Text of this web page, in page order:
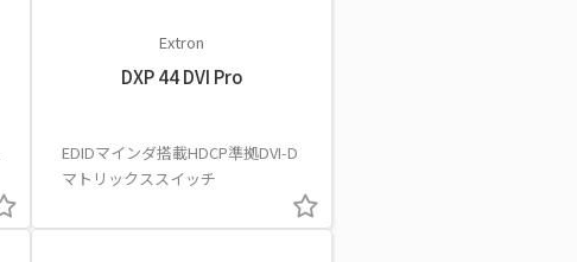
Extron
DXP 44 DVI Pro
EDIDマインダ搭載HDCP準拠DVI-D
マトリックススイッチ